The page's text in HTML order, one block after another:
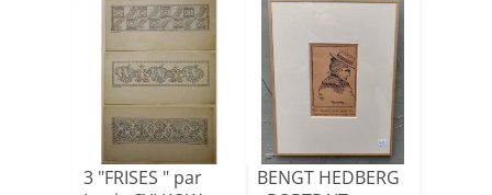
3 "FRISES " par
BENGT HEDBERG